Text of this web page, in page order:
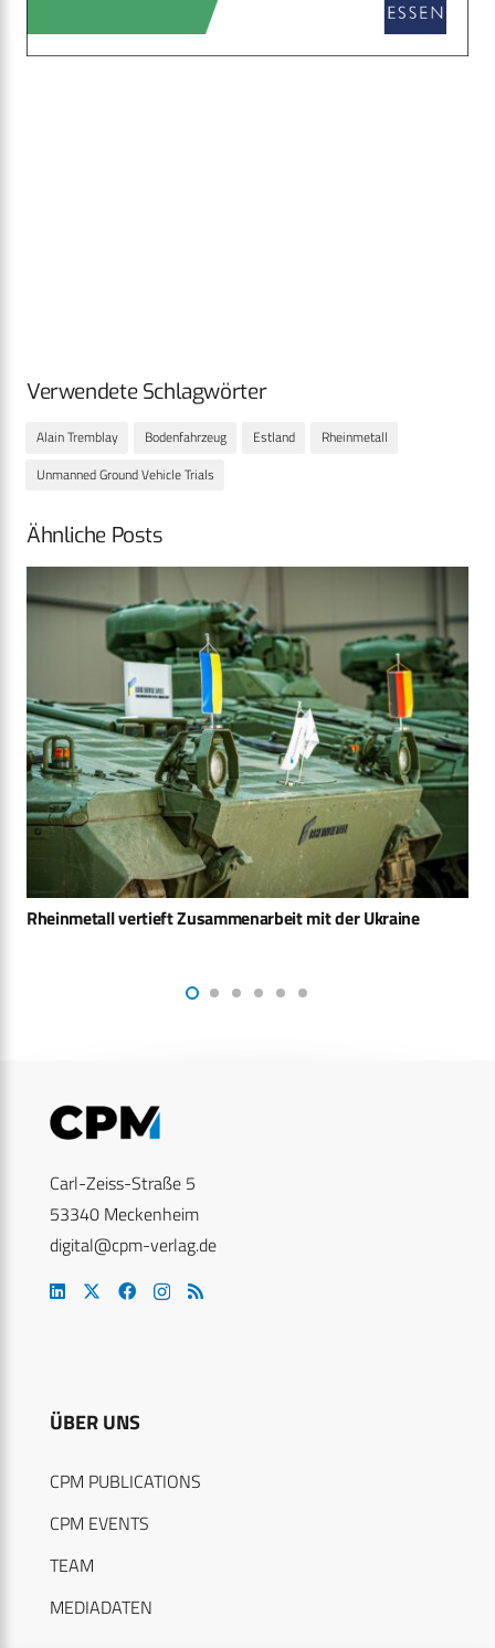
Verwendete Schlagwörter
Alain Tremblay Bodenfahrzeug Estland
Rheinmetall
Unmanned Ground Vehicle Trials
Ähnliche Posts
Moderne Marinelösungen auf der INDO PACIFIC
Carl-Zeiss-Straße 5
53340 Meckenheim
digital@cpm-verlag.de
ÜBER UNS
CPM PUBLICATIONS
CPM EVENTS
TEAM
MEDIADATEN